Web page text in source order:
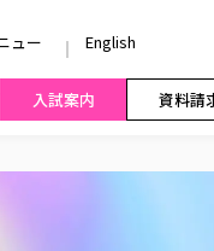
ュー English
入試案内 資料請